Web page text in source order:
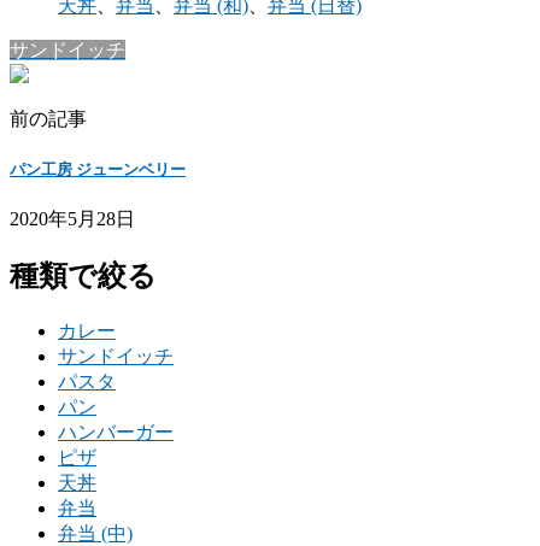
天丼 弁当 弁当 (和) 弁当 (日替)
サンドイッチ
前の記事
パン工房 ジューンベリー
2020年5月28日
種類で絞る
カレー
サンドイッチ
パスタ
パン
ハンバーガー
ピザ
天丼
弁当
弁当 (中)